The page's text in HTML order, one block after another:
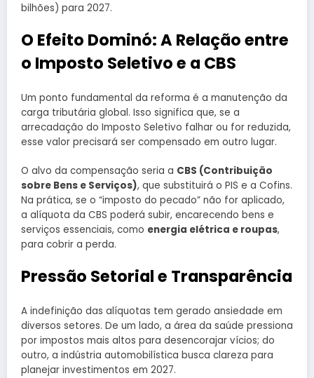
bilhões) para 2027.
O Efeito Dominó: A Relação entre
o Imposto Seletivo e a CBS
Um ponto fundamental da reforma é a manutenção da
carga tributária global. Isso significa que, se a
arrecadação do Imposto Seletivo falhar ou for reduzida,
esse valor precisará ser compensado em outro lugar.
O alvo da compensação seria a CBS (Contribuição
sobre Bens e Serviços), que substituirá o PIS e a Cofins.
Na prática, se o “imposto do pecado” não for aplicado,
a alíquota da CBS poderá subir, encarecendo bens e
serviços essenciais, como energia elétrica e roupas,
para cobrir a perda.
Pressão Setorial e Transparência
A indefinição das alíquotas tem gerado ansiedade em
diversos setores. De um lado, a área da saúde pressiona
por impostos mais altos para desencorajar vícios; do
outro, a indústria automobilística busca clareza para
planejar investimentos em 2027.